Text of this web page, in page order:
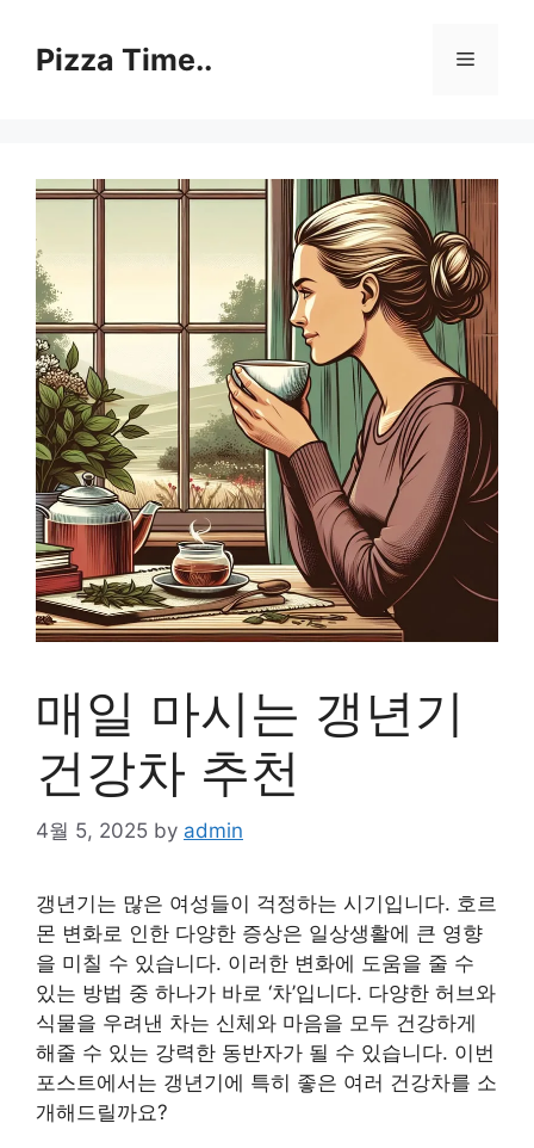
contentPizza Time.. Menu
매일 마시는 갱년기
건강차 추천
4월 5, 2025 by admin
갱년기는 많은 여성들이 걱정하는 시기입니다. 호르
몬 변화로 인한 다양한 증상은 일상생활에 큰 영향
을 미칠 수 있습니다. 이러한 변화에 도움을 줄 수
있는 방법 중 하나가 바로 ‘차’입니다. 다양한 허브와
식물을 우려낸 차는 신체와 마음을 모두 건강하게
해줄 수 있는 강력한 동반자가 될 수 있습니다. 이번
포스트에서는 갱년기에 특히 좋은 여러 건강차를 소
개해드릴까요?